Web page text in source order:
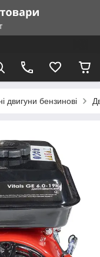
двигуни бензинові